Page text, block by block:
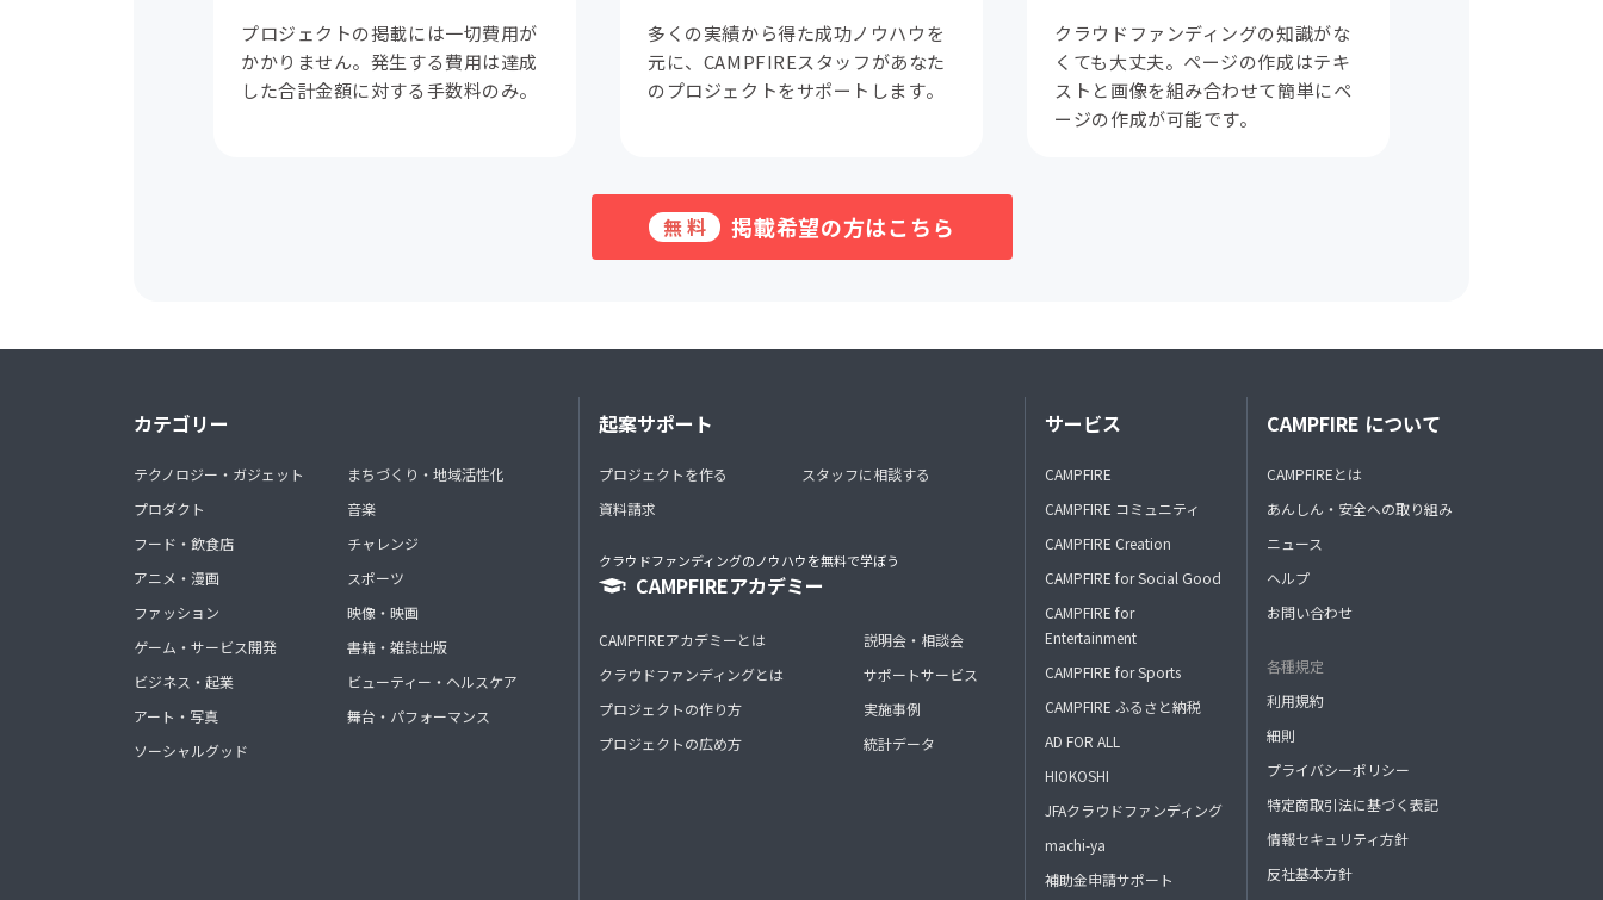
プロジェクトの掲載には一切費用が
かかりません。発生する費用は達成
した合計金額に対する手数料のみ。
多くの実績から得た成功ノウハウを
元に、CAMPFIREスタッフがあなた
のプロジェクトをサポートします。
クラウドファンディングの知識がな
くても大丈夫。ページの作成はテキ
ストと画像を組み合わせて簡単にペ
ージの作成が可能です。
無料 掲載希望の方はこちら
カテゴリー
テクノロジー・ガジェット
プロダクト
フード・飲食店
アニメ・漫画
ファッション
ゲーム・サービス開発
ビジネス・起業
アート・写真
ソーシャルグッド
まちづくり・地域活性化
音楽
チャレンジ
スポーツ
映像・映画
書籍・雑誌出版
ビューティー・ヘルスケア
舞台・パフォーマンス
起案サポート
プロジェクトを作る
資料請求
スタッフに相談する
クラウドファンディングのノウハウを無料で学ぼう
CAMPFIREアカデミー
CAMPFIREアカデミーとは
クラウドファンディングとは
プロジェクトの作り方
プロジェクトの広め方
説明会・相談会
サポートサービス
実施事例
統計データ
サービス
CAMPFIRE
CAMPFIRE コミュニティ
CAMPFIRE Creation
CAMPFIRE for Social Good
CAMPFIRE for
Entertainment
CAMPFIRE for Sports
CAMPFIRE ふるさと納税
AD FOR ALL
HIOKOSHI
JFAクラウドファンディング
machi-ya
補助金申請サポート
CAMPFIRE について
CAMPFIREとは
あんしん・安全への取り組み
ニュース
ヘルプ
お問い合わせ
各種規定
利用規約
細則
プライバシーポリシー
特定商取引法に基づく表記
情報セキュリティ方針
反社基本方針